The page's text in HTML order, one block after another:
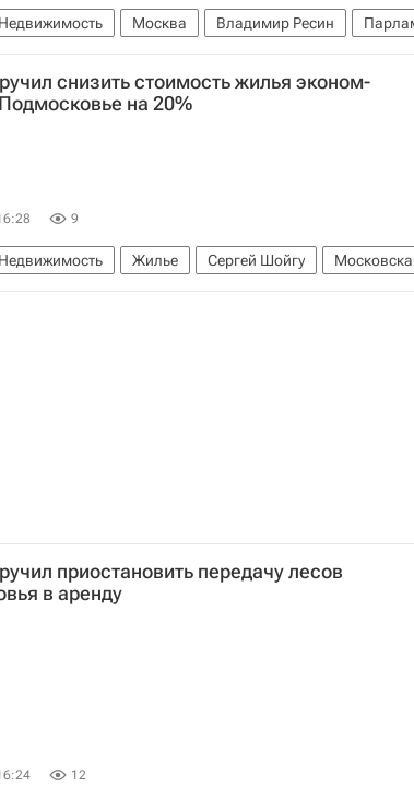
Москва Владимир Ресин
участки
Россия
снизить стоимость жилья эконом-
на 20%
9
Жилье Сергей Шойгу
приостановить передачу лесов
в аренду
12